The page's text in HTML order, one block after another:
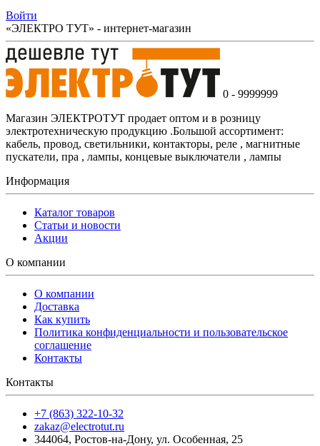
Войти
«ЭЛЕКТРО ТУТ» - интернет-магазин
0 - 9999999
Магазин ЭЛЕКТРОТУТ продает оптом и в розницу
электротехническую продукцию .Большой ассортимент:
кабель, провод, светильники, контакторы, реле , магнитные
пускатели, пра , лампы, концевые выключатели , лампы
Информация
Каталог товаров
Статьи и новости
Акции
О компании
О компании
Доставка
Как купить
Политика конфиденциальности и пользовательское
соглашение
Контакты
Контакты
+7 (863) 322-10-32
zakaz@electrotut.ru
344064, Ростов-на-Дону, ул. Особенная, 25